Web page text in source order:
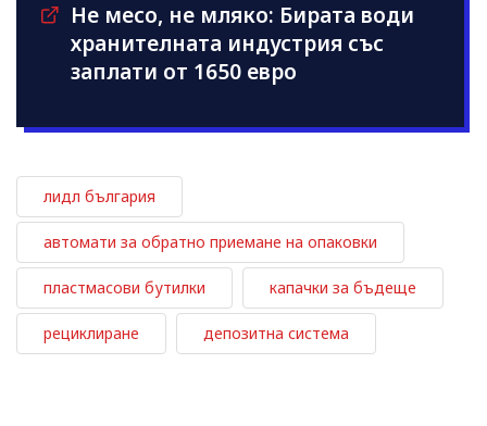
Не месо, не мляко: Бирата води
хранителната индустрия със
заплати от 1650 евро
лидл българия
автомати за обратно приемане на опаковки
пластмасови бутилки капачки за бъдеще
рециклиране депозитна система